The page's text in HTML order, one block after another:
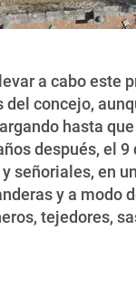
a cabo
concejo,
hasta
después, el
señoriales, en
y a modo
tejedores,